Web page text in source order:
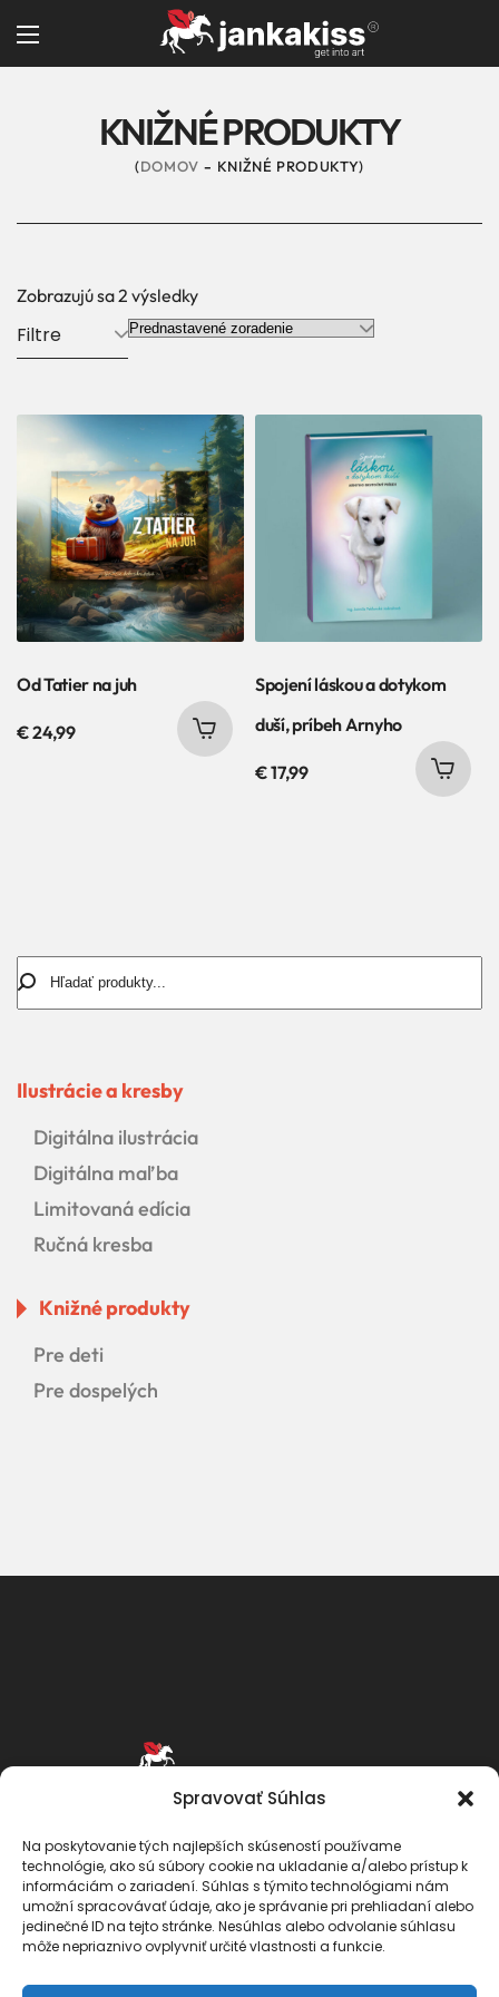
Spravovať Súhlas
Na poskytovanie tých najlepších skúseností používame
technológie, ako sú súbory cookie na ukladanie a/alebo prístup k
informáciám o zariadení. Súhlas s týmito technológiami nám
umožní spracovávať údaje, ako je správanie pri prehliadaní alebo
jedinečné ID na tejto stránke. Nesúhlas alebo odvolanie súhlasu
môže nepriaznivo ovplyvniť určité vlastnosti a funkcie.
KNIŽNÉ PRODUKTY
DOMOV KNIŽNÉ PRODUKTY
Zobrazujú sa 2 výsledky
Filtre
Od Tatier na juh
€24,99
Spojení láskou a dotykom
duší, príbeh Arnyho
€17,99
Ilustrácie a kresby
Digitálna ilustrácia
Digitálna maľba
Limitovaná edícia
Ručná kresba
Knižné produkty
Pre deti
Pre dospelých